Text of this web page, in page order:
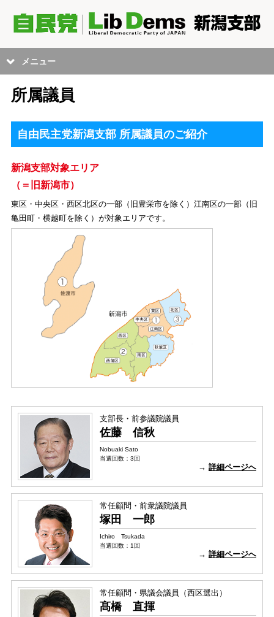
メニュー
所属議員
自由民主党新潟支部 所属議員のご紹介
新潟支部対象エリア
（＝旧新潟市）
東区・中央区・西区北区の一部（旧豊栄市を除く）江南区の一部（旧
亀田町・横越町を除く）が対象エリアです。
支部長・前参議院議員
佐藤 信秋
Nobuaki Sato
当選回数：3回
→詳細ページへ
常任顧問・前衆議院議員
塚田 一郎
Ichiro Tsukada
当選回数：1回
→詳細ページへ
常任顧問・県議会議員（西区選出）
髙橋 直揮